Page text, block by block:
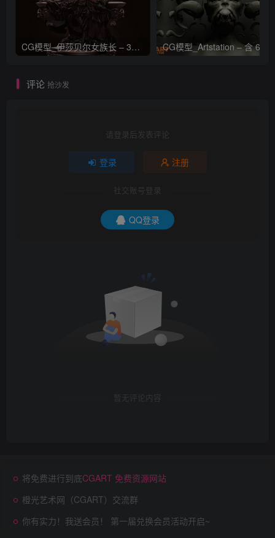
CG模型_伊莎贝尔女族长 – 3D 模型_CGART_模型下载
评论 抢沙发
请登录后发表评论
登录 注册
社交账号登录
QQ登录
暂无评论内容
将免费进行到底CGART 免费资源网站
橙光艺术网（CGART）交流群
你有实力！我送会员！ 第一届兑换会员活动开启~